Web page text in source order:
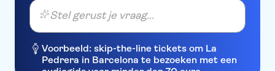
Stel gerust je vraag...
Voorbeeld: skip-the-line tickets om La
Pedrera in Barcelona te bezoeken met een